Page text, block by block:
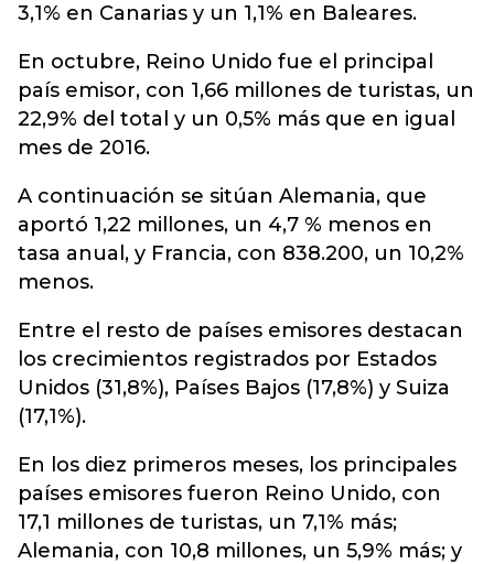
3,1% en Canarias y un 1,1% en Baleares.
En octubre, Reino Unido fue el principal
país emisor, con 1,66 millones de turistas, un
22,9% del total y un 0,5% más que en igual
mes de 2016.
A continuación se sitúan Alemania, que
aportó 1,22 millones, un 4,7 % menos en
tasa anual, y Francia, con 838.200, un 10,2%
menos.
Entre el resto de países emisores destacan
los crecimientos registrados por Estados
Unidos (31,8%), Países Bajos (17,8%) y Suiza
(17,1%).
En los diez primeros meses, los principales
países emisores fueron Reino Unido, con
17,1 millones de turistas, un 7,1% más;
Alemania, con 10,8 millones, un 5,9% más; y